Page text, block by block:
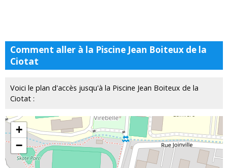
Comment aller à la Piscine Jean Boiteux de la
Ciotat
Voici le plan d'accès jusqu'à la Piscine Jean Boiteux de la
Ciotat :
+
−